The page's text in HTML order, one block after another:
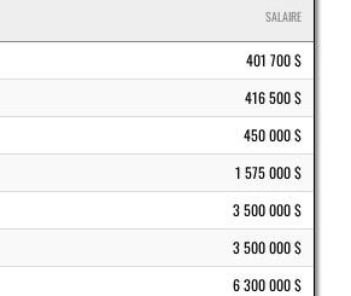
SALAIRE
401 700 $
416 500 $
450 000 $
1 575 000 $
3 500 000 $
3 500 000 $
6 300 000 $